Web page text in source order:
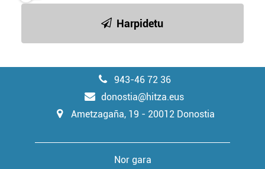
Harpidetu
943-46 72 36
donostia@hitza.eus
Ametzagaña, 19 - 20012 Donostia
Nor gara